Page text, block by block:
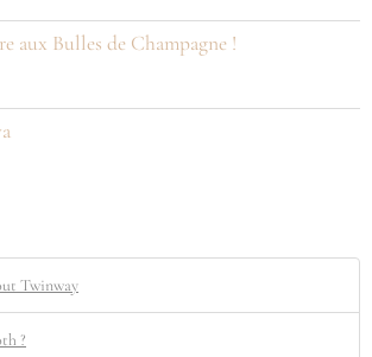
aux Bulles de Champagne !
Twinway
?